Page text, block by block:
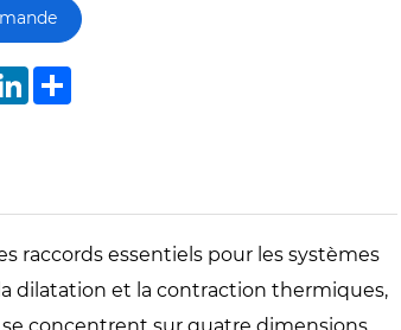
LinkedIn
Share
raccords essentiels pour les systèmes
dilatation et la contraction thermiques,
concentrent sur quatre dimensions